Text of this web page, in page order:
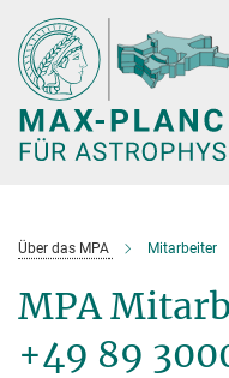
Hauptinhalt
Über das MPA Mitarbeiter
MPA
+49 89